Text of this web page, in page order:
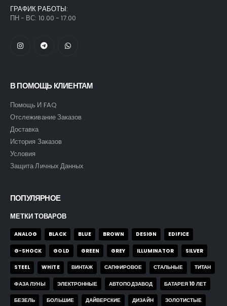
ГРАФИК РАБОТЫ:
ПН - ВС: 10.00 - 17.00
В ПОМОЩЬ КЛИЕНТАМ
Помощь И FAQ
Отслеживание Заказов
Доставка
История Заказов
Условия
Защита Личных Данных
ПОПУЛЯРНОЕ
МЕТКИ ТОВАРОВ
ANALOG BLACK BLUE BROWN DESIGN EDIFICE
G-SHOCK GOLD GREEN GREY ILLUMINATOR SILVER
STEEL WHITE ВИНТАЖ САПФИРОВОЕ СТАЛЬНЫЕ ТИТАН
ФАЗА ЛУНЫ ЭЛЕКТРОННЫЕ АВТОПОДЗАВОД БАТАРЕЯ 10 ЛЕТ
БЕЗЕЛЬ БОЛЬШИЕ ДАЙВЕРСКИЕ ДИЗАЙН ЗОЛОТИСТЫЕ